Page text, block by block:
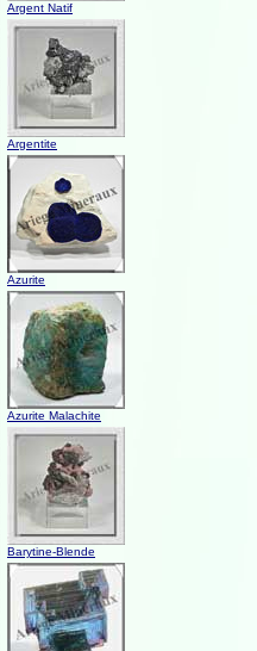
Argent Natif
Argentite
Azurite
Azurite Malachite
Barytine-Blende